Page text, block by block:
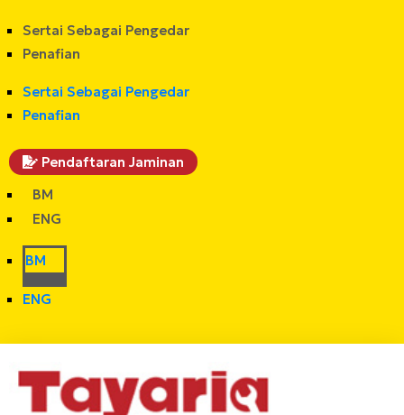
Sertai Sebagai Pengedar
Penafian
Sertai Sebagai Pengedar
Penafian
Pendaftaran Jaminan
BM
ENG
BM
ENG